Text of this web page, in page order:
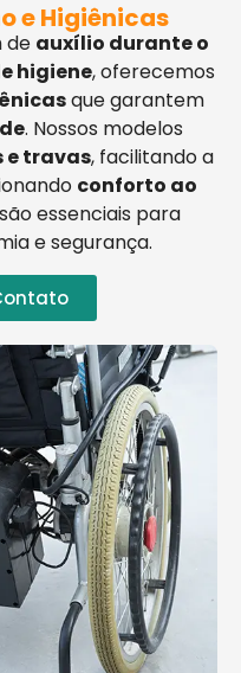
e Higiênicas
de auxílio durante o
higiene, oferecemos
que garantem
. Nossos modelos
e travas, facilitando a
conforto ao
essenciais para
e segurança.